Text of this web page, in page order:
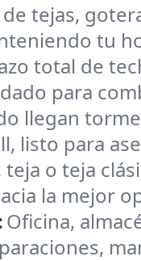
tejas,
tu
total de
para
llegan
listo para
teja o teja
la mejor
Oficina,